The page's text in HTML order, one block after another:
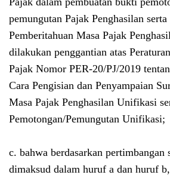
pemungutan Pajak Penghasilan
Pemberitahuan Masa Pajak
dilakukan penggantian atas
Pajak Nomor PER-20/PJ/2019
Cara Pengisian dan Penyampaian
Masa Pajak Penghasilan Unifikasi
Pemotongan/Pemungutan Unifikasi;
c. bahwa berdasarkan pertimbangan
dimaksud dalam huruf a dan huruf